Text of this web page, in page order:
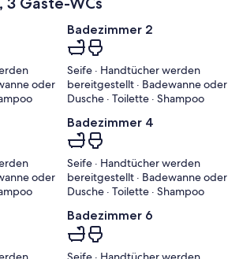
oder
Badezimmer 2
Seife · Handtücher werden
bereitgestellt · Badewanne oder
Dusche · Toilette · Shampoo
oder
Badezimmer 4
Seife · Handtücher werden
bereitgestellt · Badewanne oder
Dusche · Toilette · Shampoo
Badezimmer 6